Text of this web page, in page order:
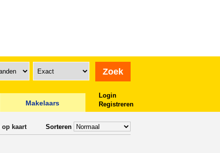
Makelaars
Login
Registreren
Sorteren
op kaart